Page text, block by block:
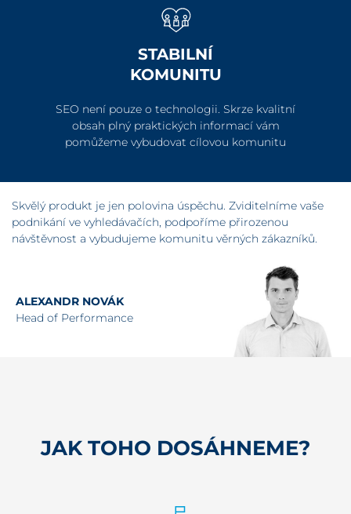
STABILNÍ
KOMUNITU
SEO není pouze o technologii. Skrze kvalitní
obsah plný praktických informací vám
pomůžeme vybudovat cílovou komunitu
Skvělý produkt je jen polovina úspěchu. Zviditelníme vaše
podnikání ve vyhledávačích, podpoříme přirozenou
návštěvnost a vybudujeme komunitu věrných zákazníků.
ALEXANDR NOVÁK
Head of Performance
JAK TOHO DOSÁHNEME?